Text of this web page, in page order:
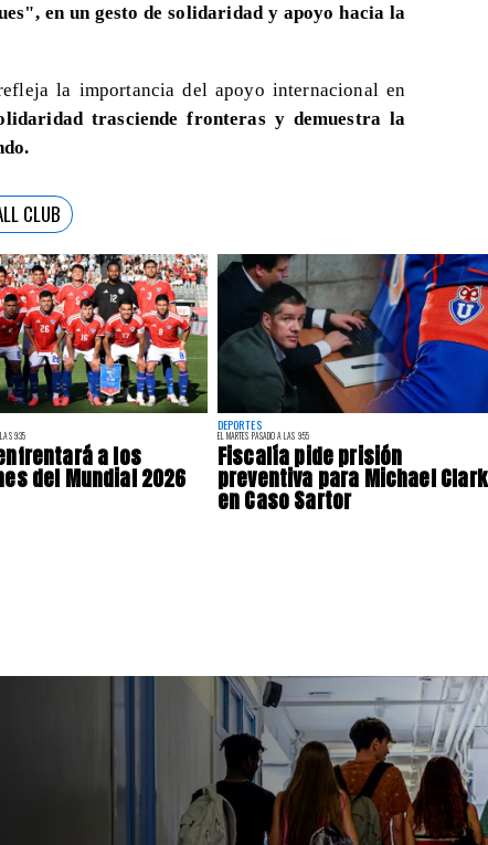
9:35
a los
del Mundial 2026
DEPORTES
EL MARTES PASADO A LAS 9:55
Fiscalía pide prisión
preventiva para Michael Clark
en Caso Sartor
en un gesto de solidaridad y apoyo hacia la
la importancia del apoyo internacional en
trasciende fronteras y demuestra la
CLUB